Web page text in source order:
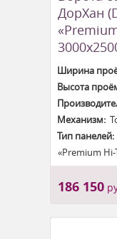
ДорХан
Ширина
Высота
Механизм:
Тип панелей:
«Premium Hi-
186 150